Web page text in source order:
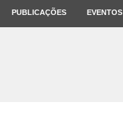
PUBLICAÇÕES EVENTOS